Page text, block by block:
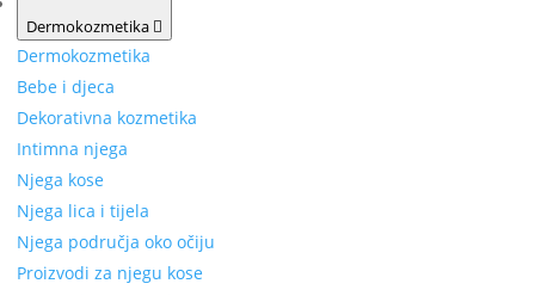
Dermokozmetika
Dermokozmetika
Bebe i djeca
Dekorativna kozmetika
Intimna njega
Njega kose
Njega lica i tijela
Njega područja oko očiju
Proizvodi za njegu kose